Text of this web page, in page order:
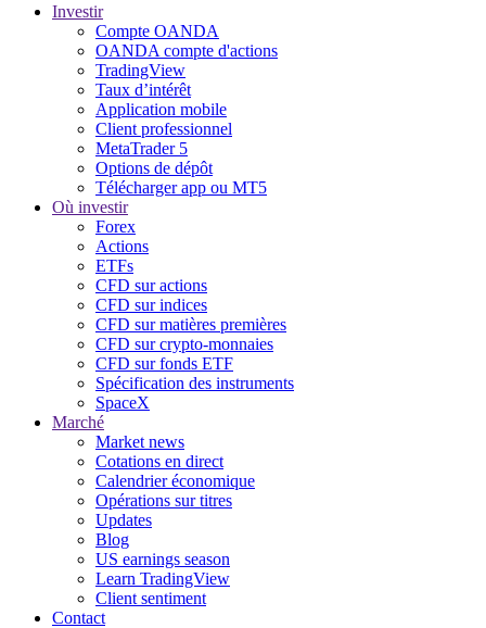
Investir
Compte OANDA
OANDA compte d'actions
TradingView
Taux d’intérêt
Application mobile
Client professionnel
MetaTrader 5
Options de dépôt
Télécharger app ou MT5
Où investir
Forex
Actions
ETFs
CFD sur actions
CFD sur indices
CFD sur matières premières
CFD sur crypto-monnaies
CFD sur fonds ETF
Spécification des instruments
SpaceX
Marché
Market news
Cotations en direct
Calendrier économique
Opérations sur titres
Updates
Blog
US earnings season
Learn TradingView
Client sentiment
Contact